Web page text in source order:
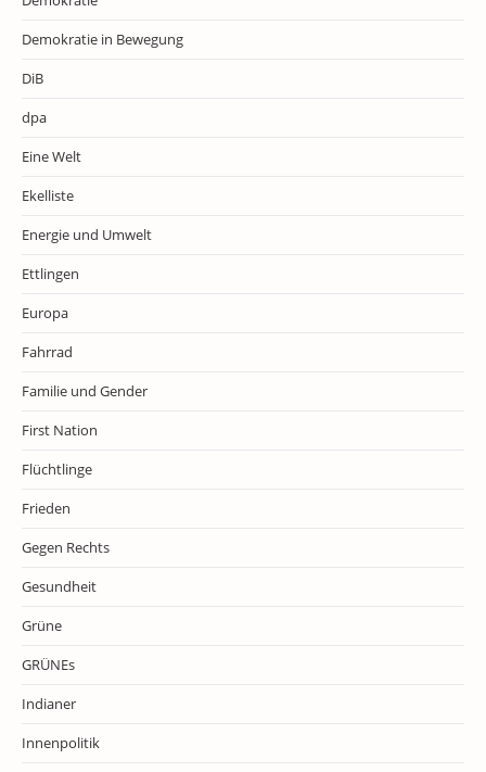
Demokratie in Bewegung
DiB
dpa
Eine Welt
Ekelliste
Energie und Umwelt
Ettlingen
Europa
Fahrrad
Familie und Gender
First Nation
Flüchtlinge
Frieden
Gegen Rechts
Gesundheit
Grüne
GRÜNEs
Indianer
Innenpolitik